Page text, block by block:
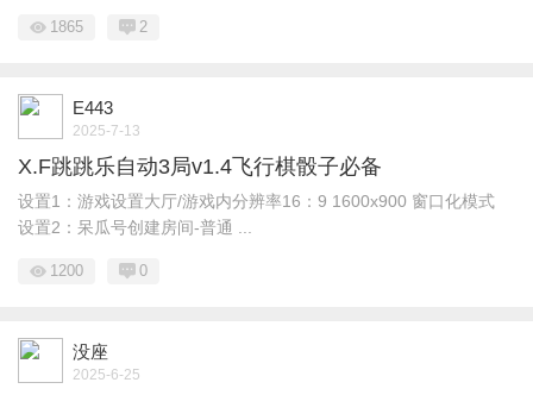
1865 2
E443
2025-7-13
X.F跳跳乐自动3局v1.4飞行棋骰子必备
设置1：游戏设置大厅/游戏内分辨率16：9 1600x900 窗口化模式
设置2：呆瓜号创建房间-普通 ...
1200 0
没座
2025-6-25